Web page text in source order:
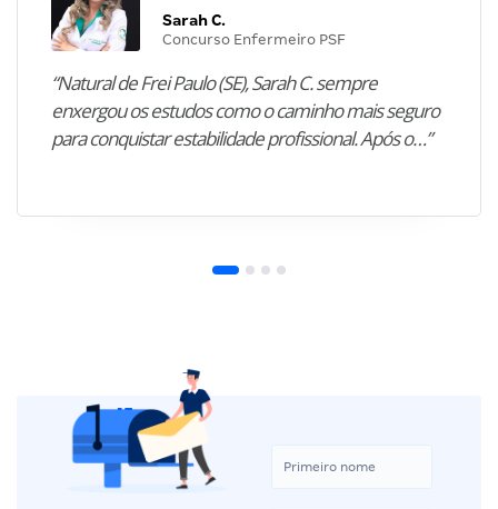
Sarah C.
Concurso Enfermeiro PSF
“Natural de Frei Paulo (SE), Sarah C. sempre
enxergou os estudos como o caminho mais seguro
para conquistar estabilidade profissional. Após o…”